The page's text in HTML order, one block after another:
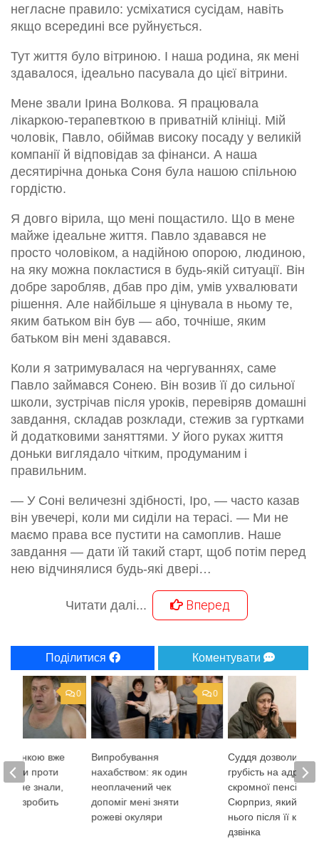
негласне правило: усміхатися сусідам, навіть
якщо всередині все руйнується.
Тут життя було вітриною. І наша родина, як мені
здавалося, ідеально пасувала до цієї вітрини.
Мене звали Ірина Волкова. Я працювала
лікаркою-терапевткою в приватній клініці. Мій
чоловік, Павло, обіймав високу посаду у великій
компанії й відповідав за фінанси. А наша
десятирічна донька Соня була нашою спільною
гордістю.
Я довго вірила, що мені пощастило. Що в мене
майже ідеальне життя. Павло здавався не
просто чоловіком, а надійною опорою, людиною,
на яку можна покластися в будь-якій ситуації. Він
добре заробляв, дбав про дім, умів ухвалювати
рішення. Але найбільше я цінувала в ньому те,
яким батьком він був — або, точніше, яким
батьком він мені здавався.
Коли я затримувалася на чергуваннях, саме
Павло займався Сонею. Він возив її до сильної
школи, зустрічав після уроків, перевіряв домашні
завдання, складав розклади, стежив за гуртками
й додатковими заняттями. У його руках життя
доньки виглядало чітким, продуманим і
правильним.
— У Соні величезні здібності, Іро, — часто казав
він увечері, коли ми сиділи на терасі. — Ми не
маємо права все пустити на самоплив. Наше
завдання — дати їй такий старт, щоб потім перед
нею відчинялися будь-які двері…
Читати далі... Вперед
Поділитися Коментувати
0
Випробування
нахабством: як один
неоплачений чек
допоміг мені зняти
рожеві окуляри
Суддя дозволив
грубість на адресу
скромної
Сюрприз, який
нього після її
дзвінка
0
коханкою вже
проти
не знали,
зробить